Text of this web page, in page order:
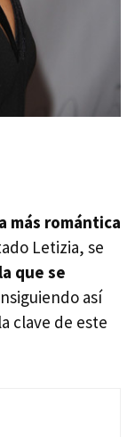
más romántica
Letizia, se
que se
así
clave de este